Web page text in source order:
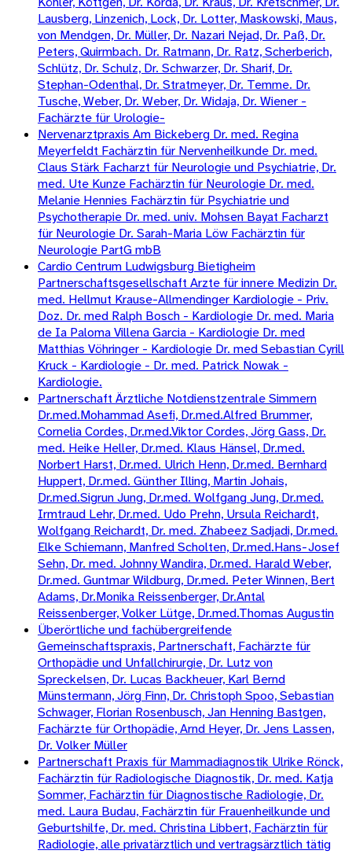
Lausberg, Linzenich, Lock, Dr. Lotter, Maskowski, Maus,
von Mendgen, Dr. Müller, Dr. Nazari Nejad, Dr. Paß, Dr.
Peters, Quirmbach. Dr. Ratmann, Dr. Ratz, Scherberich,
Schlütz, Dr. Schulz, Dr. Schwarzer, Dr. Sharif, Dr.
Stephan-Odenthal, Dr. Stratmeyer, Dr. Temme. Dr.
Tusche, Weber, Dr. Weber, Dr. Widaja, Dr. Wiener -
Fachärzte für Urologie-
Nervenarztpraxis Am Bickeberg Dr. med. Regina
Meyerfeldt Fachärztin für Nervenheilkunde Dr. med.
Claus Stärk Facharzt für Neurologie und Psychiatrie, Dr.
med. Ute Kunze Fachärztin für Neurologie Dr. med.
Melanie Hennies Fachärztin für Psychiatrie und
Psychotherapie Dr. med. univ. Mohsen Bayat Facharzt
für Neurologie Dr. Sarah-Maria Löw Fachärztin für
Neurologie PartG mbB
Cardio Centrum Ludwigsburg Bietigheim
Partnerschaftsgesellschaft Arzte für innere Medizin Dr.
med. Hellmut Krause-Allmendinger Kardiologie - Priv.
Doz. Dr. med Ralph Bosch - Kardiologie Dr. med. Maria
de Ia Paloma Villena Garcia - Kardiologie Dr. med
Matthias Vöhringer - Kardiologie Dr. med Sebastian Cyrill
Kruck - Kardiologie - Dr. med. Patrick Nowak -
Kardiologie.
Partnerschaft Ärztliche Notdienstzentrale Simmern
Dr.med.Mohammad Asefi, Dr.med.Alfred Brummer,
Cornelia Cordes, Dr.med.Viktor Cordes, Jörg Gass, Dr.
med. Heike Heller, Dr.med. Klaus Hänsel, Dr.med.
Norbert Harst, Dr.med. Ulrich Henn, Dr.med. Bernhard
Huppert, Dr.med. Günther Illing, Martin Johais,
Dr.med.Sigrun Jung, Dr.med. Wolfgang Jung, Dr.med.
Irmtraud Lehr, Dr.med. Udo Prehn, Ursula Reichardt,
Wolfgang Reichardt, Dr. med. Zhabeez Sadjadi, Dr.med.
Elke Schiemann, Manfred Scholten, Dr.med.Hans-Josef
Sehn, Dr. med. Johnny Wandira, Dr.med. Harald Weber,
Dr.med. Guntmar Wildburg, Dr.med. Peter Winnen, Bert
Adams, Dr.Monika Reissenberger, Dr.Antal
Reissenberger, Volker Lütge, Dr.med.Thomas Augustin
Überörtliche und fachübergreifende
Gemeinschaftspraxis, Partnerschaft, Fachärzte für
Orthopädie und Unfallchirurgie, Dr. Lutz von
Spreckelsen, Dr. Lucas Backheuer, Karl Bernd
Münstermann, Jörg Finn, Dr. Christoph Spoo, Sebastian
Schwager, Florian Rosenbusch, Jan Henning Bastgen,
Fachärzte für Orthopädie, Arnd Heyer, Dr. Jens Lassen,
Dr. Volker Müller
Partnerschaft Praxis für Mammadiagnostik Ulrike Rönck,
Fachärztin für Radiologische Diagnostik, Dr. med. Katja
Sommer, Fachärztin für Diagnostische Radiologie, Dr.
med. Laura Budau, Fachärztin für Frauenheilkunde und
Geburtshilfe, Dr. med. Christina Libbert, Fachärztin für
Radiologie, alle privatärztlich und vertragsärztlich tätig